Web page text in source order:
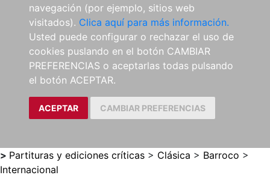
navegación (por ejemplo, sitios web
visitados). Clica aquí para más información.
Usted puede configurar o rechazar el uso de
cookies puslando en el botón CAMBIAR
PREFERENCIAS o aceptarlas todas pulsando
el botón ACEPTAR.
ACEPTAR CAMBIAR PREFERENCIAS
> Partituras y ediciones críticas > Clásica > Barroco >
Internacional